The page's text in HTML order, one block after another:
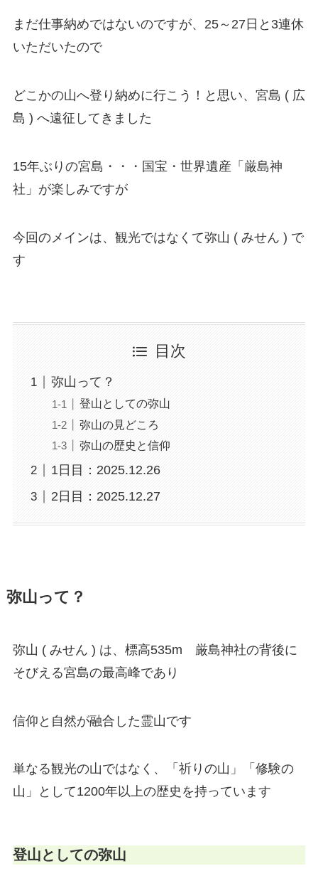
まだ仕事納めではないのですが、25～27日と3連休
いただいたので
どこかの山へ登り納めに行こう！と思い、宮島 ( 広
島 ) へ遠征してきました
15年ぶりの宮島・・・国宝・世界遺産「厳島神
社」が楽しみですが
今回のメインは、観光ではなくて弥山 ( みせん ) で
す
目次
弥山って？
登山としての弥山
弥山の見どころ
弥山の歴史と信仰
1日目：2025.12.26
2日目：2025.12.27
弥山って？
弥山 ( みせん ) は、標高535m 厳島神社の背後に
そびえる宮島の最高峰であり
信仰と自然が融合した霊山です
単なる観光の山ではなく、「祈りの山」「修験の
山」として1200年以上の歴史を持っています
登山としての弥山